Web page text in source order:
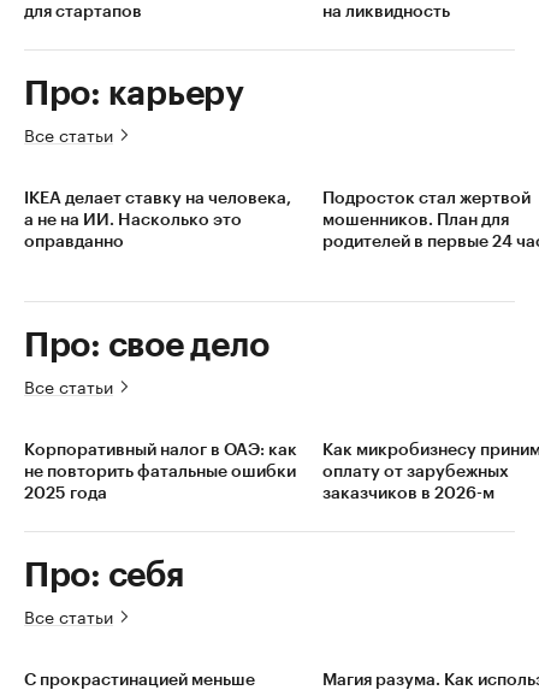
для стартапов
на ликвидность
Про: карьеру
Все статьи
IKEA делает ставку на человека,
а не на ИИ. Насколько это
оправданно
Подросток стал жертвой
мошенников. План для
родителей в первые 24
Про: свое дело
Все статьи
Корпоративный налог в ОАЭ: как
не повторить фатальные ошибки
2025 года
Как микробизнесу
оплату от зарубежных
заказчиков в 2026-м
Про: себя
Все статьи
С прокрастинацией меньше
Магия разума. Как